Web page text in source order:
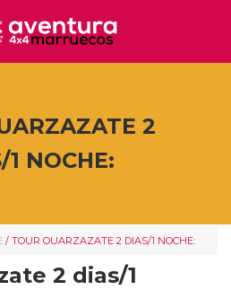
2
1 NOCHE:
/ TOUR OUARZAZATE 2 DIAS/1 NOCHE:
2 dias/1